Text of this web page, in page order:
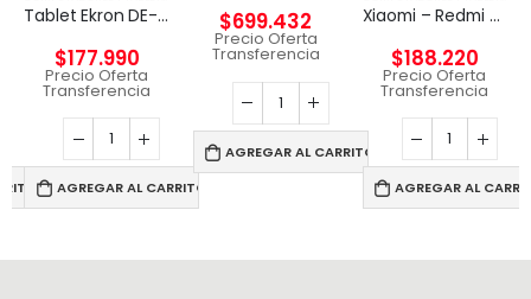
Tablet Ekron DE-T616 10.5″ 128GB 4GB RAM 4GLTE
$177.990
Precio Oferta
Transferencia
AGREGAR AL CARRITO
$699.432
Precio Oferta
Transferencia
AGREGAR AL CARRITO
Xiaomi – Redmi Pad SE – Android – Snapdragon 680
$188.220
Precio Oferta
Transferencia
AGREGAR AL